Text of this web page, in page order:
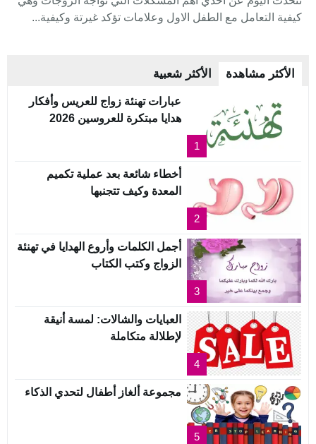
كيفية التعامل مع الطفل الاول وعلامات تؤكد غيرتة وكيفية...
الأكثر مشاهدة الأكثر شعبية
1
عبارات تهنئة زواج للعريس وأفكار
هدايا مبتكرة للعروسين 2026
2
أخطاء شائعة بعد عملية تكميم
المعدة وكيف تتجنبها
3
أجمل الكلمات وأروع الهدايا في تهنئة
الزواج وكتب الكتاب
4
العبايات والشالات: لمسة أنيقة
لإطلالة متكاملة
5
مجموعة ألغاز أطفال لتحدي الذكاء